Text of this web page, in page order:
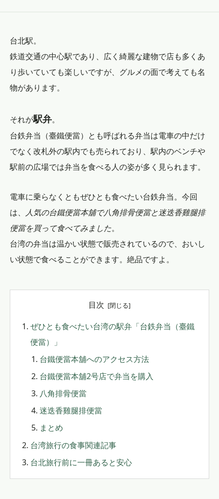
台北駅。
鉄道交通の中心駅であり、広く綺麗な建物で店も多くあ
り歩いていても楽しいですが、グルメの面で考えても名
物があります。
それが駅弁。
台鉄弁当（臺鐵便當）とも呼ばれる弁当は電車の中だけ
でなく改札外の駅内でも売られており、駅内のベンチや
駅前の広場では弁当を食べる人の姿が多く見られます。
電車に乗らなくともぜひとも食べたい台鉄弁当。今回
は、 人気の台鐵便當本舖で八角排骨便當と迷迭香雞腿排
便當を買って食べてみました。
台湾の弁当は温かい状態で販売されているので、おいし
い状態で食べることができます。絶品ですよ。
目次
ぜひとも食べたい台湾の駅弁「台鉄弁当（臺鐵
便當）」
台鐵便當本舖へのアクセス方法
台鐵便當本舖2号店で弁当を購入
八角排骨便當
迷迭香雞腿排便當
まとめ
台湾旅行の食事関連記事
台北旅行前に一冊あると安心